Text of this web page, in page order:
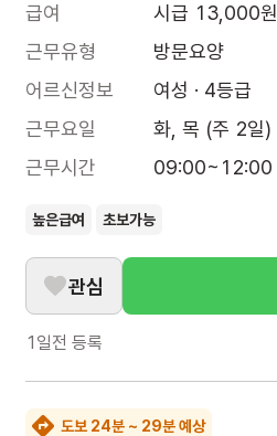
급여
시급 13,000원
근무유형
방문요양
어르신정보
여성 · 4등급
근무요일
화, 목 (주 2일)
근무시간
09:00~12:00
높은급여 초보가능
관심
1일전 등록
도보 24분 ~ 29분 예상